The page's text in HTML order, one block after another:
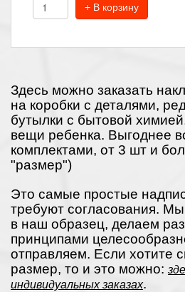
+ В корзину
Здесь можно заказать
на коробки с деталями,
бутылки с бытовой
вещи ребенка. Выгоднее
комплектами, от 3 шт и
"размер")
Это самые простые
требуют согласования.
в наш образец, делаем
принципами
отправляем. Если хотите
размер, то и это можно:
индивидуальных заказах.